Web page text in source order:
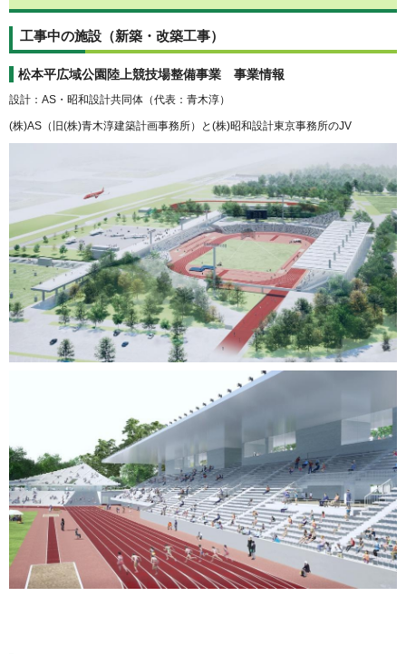
工事中の施設（新築・改築工事）
松本平広域公園陸上競技場整備事業 事業情報
設計：AS・昭和設計共同体（代表：青木淳）
(株)AS（旧(株)青木淳建築計画事務所）と(株)昭和設計東京事務所のJV